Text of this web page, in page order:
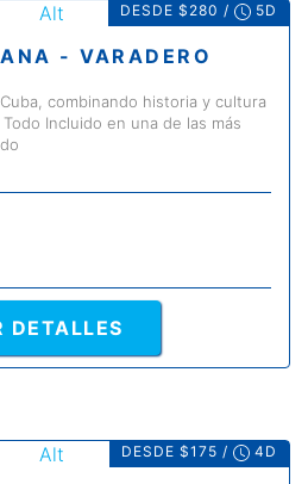
DESDE $280 / 5D
- VARADERO
combinando historia y cultura
Incluido en una de las más
DETALLES
DESDE $175 / 4D